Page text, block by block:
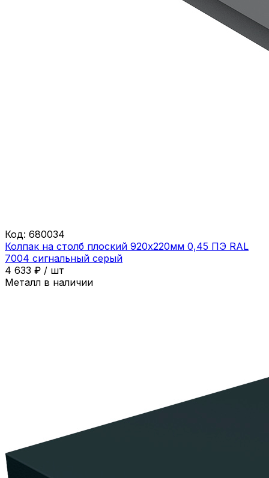
Код: 680034
Колпак на столб плоский 920х220мм 0,45 ПЭ RAL
7004 сигнальный серый
4 633 ₽ / шт
Металл в наличии